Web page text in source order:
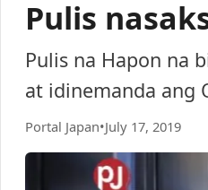
Pulis
Pulis na Hapon na
at idinemanda ang
Portal Japan•July 17, 2019